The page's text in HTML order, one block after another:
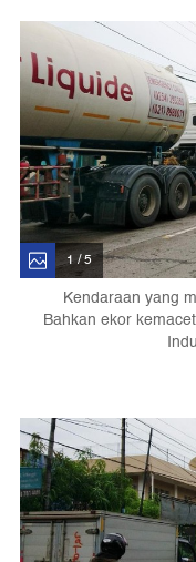
1 / 5
Kendaraan yang
Bahkan ekor